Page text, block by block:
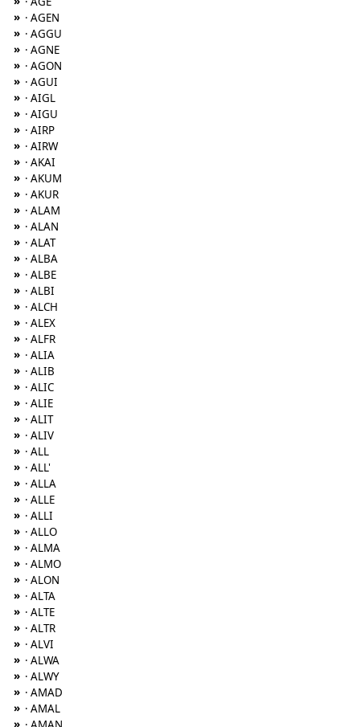
» · AGEN
» · AGGU
» · AGNE
» · AGON
» · AGUI
» · AIGL
» · AIGU
» · AIRP
» · AIRW
» · AKAI
» · AKUM
» · AKUR
» · ALAM
» · ALAN
» · ALAT
» · ALBA
» · ALBE
» · ALBI
» · ALCH
» · ALEX
» · ALFR
» · ALIA
» · ALIB
» · ALIC
» · ALIE
» · ALIT
» · ALIV
» · ALL
» · ALL'
» · ALLA
» · ALLE
» · ALLI
» · ALLO
» · ALMA
» · ALMO
» · ALON
» · ALTA
» · ALTE
» · ALTR
» · ALVI
» · ALWA
» · ALWY
» · AMAD
» · AMAL
»